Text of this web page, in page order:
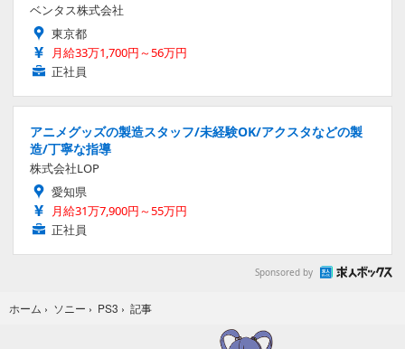
ベンタス株式会社
東京都
月給33万1,700円～56万円
正社員
アニメグッズの製造スタッフ/未経験OK/アクスタなどの製
造/丁寧な指導
株式会社LOP
愛知県
月給31万7,900円～55万円
正社員
Sponsored by
ホーム › ソニー › PS3 › 記事